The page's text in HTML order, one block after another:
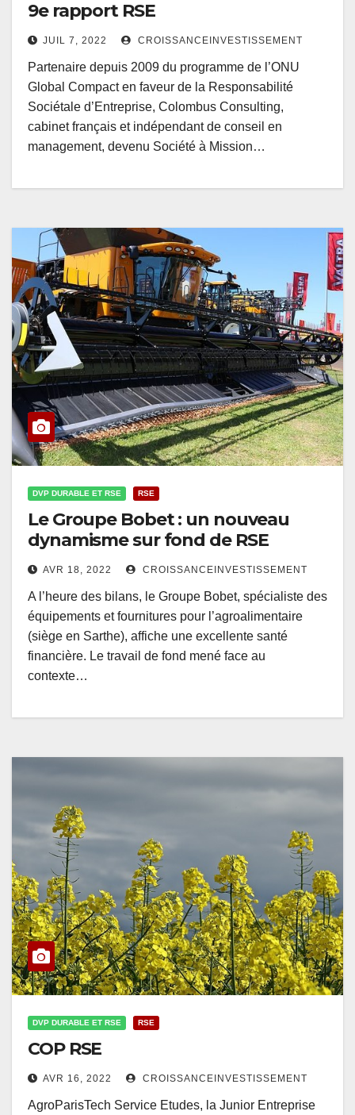
9e rapport RSE
JUIL 7, 2022 CROISSANCEINVESTISSEMENT
Partenaire depuis 2009 du programme de l’ONU
Global Compact en faveur de la Responsabilité
Sociétale d’Entreprise, Colombus Consulting,
cabinet français et indépendant de conseil en
management, devenu Société à Mission…
DVP DURABLE ET RSE RSE
Le Groupe Bobet : un nouveau
dynamisme sur fond de RSE
AVR 18, 2022 CROISSANCEINVESTISSEMENT
A l’heure des bilans, le Groupe Bobet, spécialiste des
équipements et fournitures pour l’agroalimentaire
(siège en Sarthe), affiche une excellente santé
financière. Le travail de fond mené face au
contexte…
DVP DURABLE ET RSE RSE
COP RSE
AVR 16, 2022 CROISSANCEINVESTISSEMENT
AgroParisTech Service Etudes, la Junior Entreprise